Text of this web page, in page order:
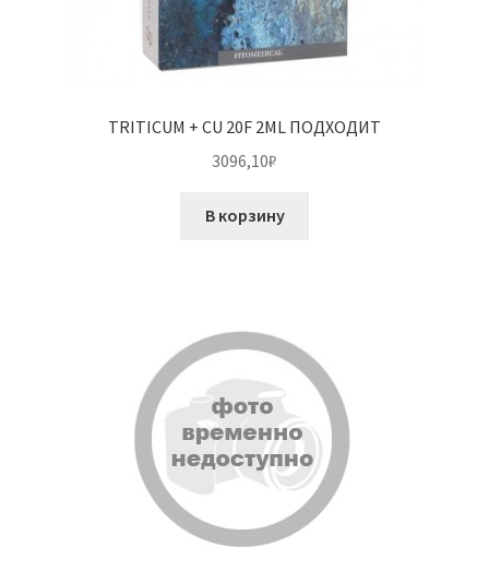
TRITICUM + CU 20F 2ML ПОДХОДИТ
3096,10₽
В корзину